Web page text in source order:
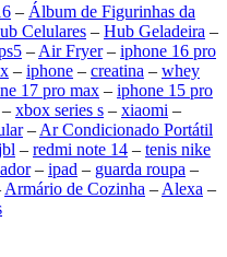
– Álbum de Figurinhas da
Celulares – Hub Geladeira –
– Air Fryer– iphone 16 pro
– iphone – creatina – whey
17 pro max – iphone 15 pro
– xbox series s – xiaomi –
– Ar Condicionado Portátil
– redmi note 14 – tenis nike
– ipad – guarda roupa –
Armário de Cozinha – Alexa –